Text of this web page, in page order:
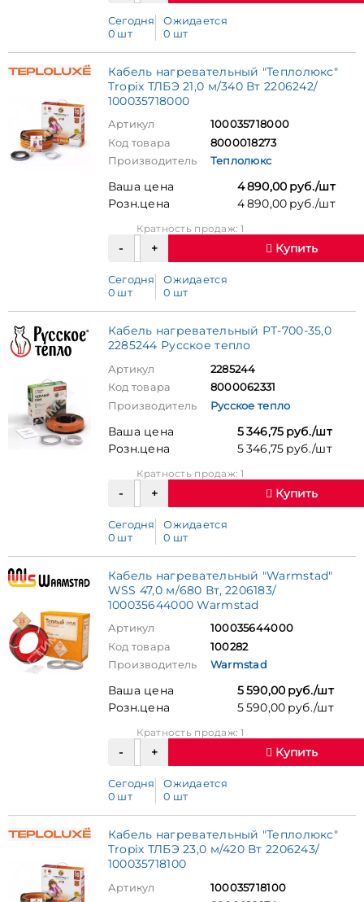
Сегодня
0 шт
Ожидается
0 шт
Кабель нагревательный "Теплолюкс"
Tropix ТЛБЭ 21,0 м/340 Вт 2206242/
100035718000
Артикул
100035718000
Код товара
8000018273
Производитель
Теплолюкс
Ваша цена
4 890,00 руб./шт
Розн.цена
4 890,00 руб./шт
Кратность продаж: 1
Купить
Сегодня
0 шт
Ожидается
0 шт
Кабель нагревательный РТ-700-35,0
2285244 Русское тепло
Артикул
2285244
Код товара
8000062331
Производитель
Русское тепло
Ваша цена
5 346,75 руб./шт
Розн.цена
5 346,75 руб./шт
Кратность продаж: 1
Купить
Сегодня
0 шт
Ожидается
0 шт
Кабель нагревательный "Warmstad"
WSS 47,0 м/680 Вт, 2206183/
100035644000 Warmstad
Артикул
100035644000
Код товара
100282
Производитель
Warmstad
Ваша цена
5 590,00 руб./шт
Розн.цена
5 590,00 руб./шт
Кратность продаж: 1
Купить
Сегодня
0 шт
Ожидается
0 шт
Кабель нагревательный "Теплолюкс"
Tropix ТЛБЭ 23,0 м/420 Вт 2206243/
100035718100
Артикул
100035718100